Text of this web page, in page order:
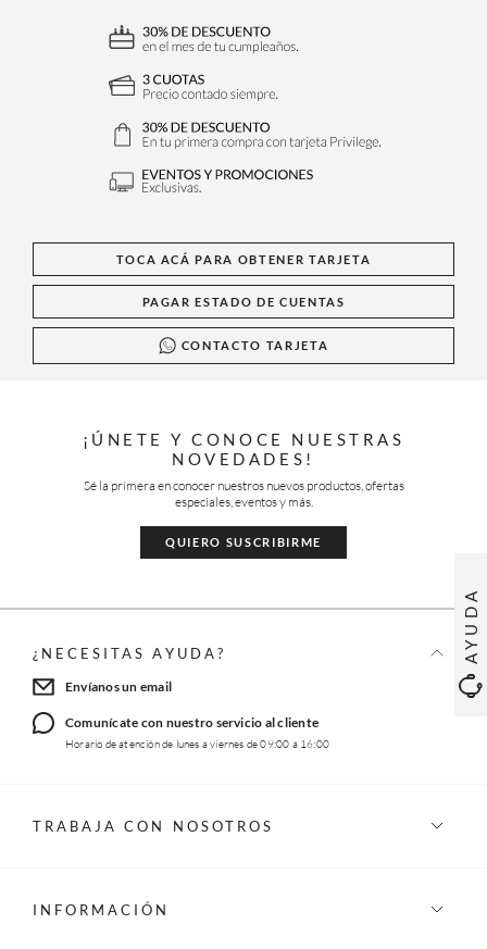
AYUDA
TOCA ACÁ PARA OBTENER TARJETA
PAGAR ESTADO DE CUENTAS
CONTACTO TARJETA
¡ÚNETE Y CONOCE NUESTRAS
NOVEDADES!
Sé la primera en conocer nuestros nuevos productos, ofertas
especiales, eventos y más.
QUIERO SUSCRIBIRME
¿NECESITAS AYUDA?
Envíanos un email
Comunícate con nuestro servicio al cliente
Horario de atención de lunes a viernes de 09:00 a 16:00
TRABAJA CON NOSOTROS
INFORMACIÓN